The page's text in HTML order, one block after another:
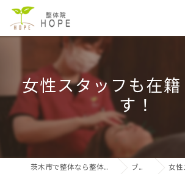
女性スタッフも在
す！
茨木市で整体なら整体院HOPE ブログ 女性